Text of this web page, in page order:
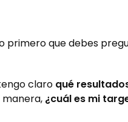
primero que debes
claro qué
¿cuál es mi